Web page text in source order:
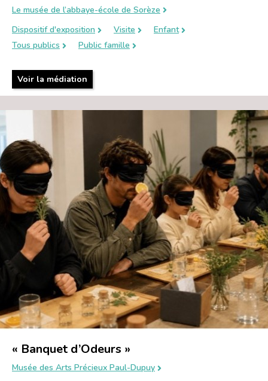
Le musée de l’abbaye-école de Sorèze
Dispositif d'exposition
Visite
Enfant
Tous publics
Public famille
Voir la médiation
« Banquet d’Odeurs »
Musée des Arts Précieux Paul-Dupuy